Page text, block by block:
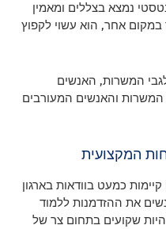
נמצא בצללים ומאמין
אחר, הוא עשוי לקפוץ
המשרות, האנשים
המשרות והאנשים המעורבים
כמעט בוודאות בארגון
את ההזדמנות ללמוד
שקועים בתחום צר של